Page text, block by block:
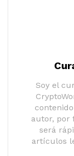
Soy el
autor, por
será
artículos